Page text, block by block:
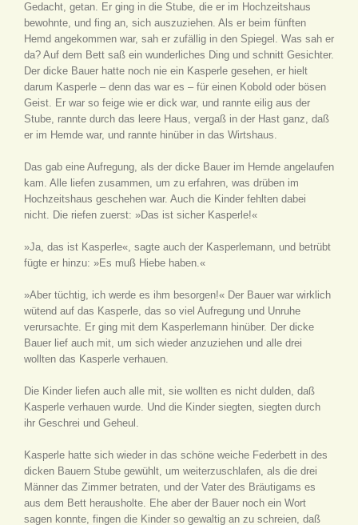
Gedacht, getan. Er ging in die Stube, die er im Hochzeitshaus
bewohnte, und fing an, sich auszuziehen. Als er beim fünften
Hemd angekommen war, sah er zufällig in den Spiegel. Was sah er
da? Auf dem Bett saß ein wunderliches Ding und schnitt Gesichter.
Der dicke Bauer hatte noch nie ein Kasperle gesehen, er hielt
darum Kasperle – denn das war es – für einen Kobold oder bösen
Geist. Er war so feige wie er dick war, und rannte eilig aus der
Stube, rannte durch das leere Haus, vergaß in der Hast ganz, daß
er im Hemde war, und rannte hinüber in das Wirtshaus.
Das gab eine Aufregung, als der dicke Bauer im Hemde angelaufen
kam. Alle liefen zusammen, um zu erfahren, was drüben im
Hochzeitshaus geschehen war. Auch die Kinder fehlten dabei
nicht. Die riefen zuerst: »Das ist sicher Kasperle!«
»Ja, das ist Kasperle«, sagte auch der Kasperlemann, und betrübt
fügte er hinzu: »Es muß Hiebe haben.«
»Aber tüchtig, ich werde es ihm besorgen!« Der Bauer war wirklich
wütend auf das Kasperle, das so viel Aufregung und Unruhe
verursachte. Er ging mit dem Kasperlemann hinüber. Der dicke
Bauer lief auch mit, um sich wieder anzuziehen und alle drei
wollten das Kasperle verhauen.
Die Kinder liefen auch alle mit, sie wollten es nicht dulden, daß
Kasperle verhauen wurde. Und die Kinder siegten, siegten durch
ihr Geschrei und Geheul.
Kasperle hatte sich wieder in das schöne weiche Federbett in des
dicken Bauern Stube gewühlt, um weiterzuschlafen, als die drei
Männer das Zimmer betraten, und der Vater des Bräutigams es
aus dem Bett herausholte. Ehe aber der Bauer noch ein Wort
sagen konnte, fingen die Kinder so gewaltig an zu schreien, daß